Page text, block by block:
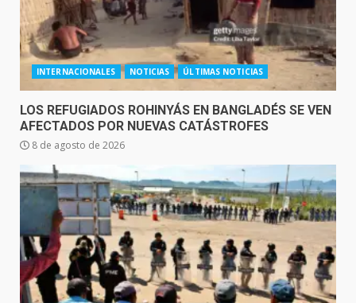
INTERNACIONALES NOTICIAS ÚLTIMAS NOTICIAS
LOS REFUGIADOS ROHINYÁS EN BANGLADÉS SE VEN
AFECTADOS POR NUEVAS CATÁSTROFES
8 de agosto de 2026